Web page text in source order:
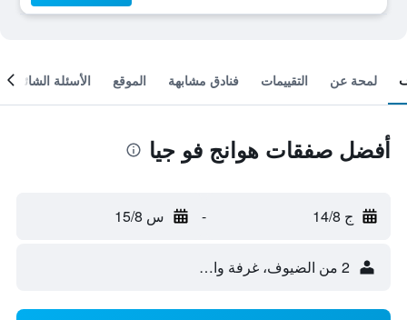
لمحة عن التقييمات فنادق مشابهة الموقع الأسئلة الشائعة
أفضل صفقات هوانج فو جيا
ج 14/8 - س 15/8
2 من الضيوف، غرفة واحدة